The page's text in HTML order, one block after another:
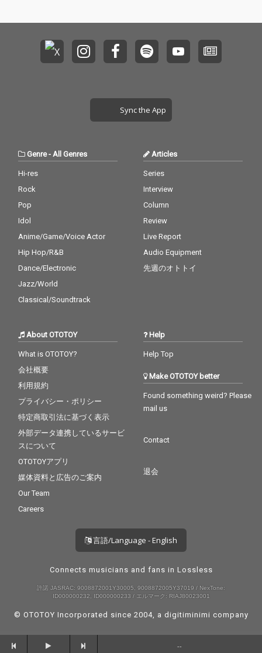
Sync the App
Genre- All Genres
Hi-res
Rock
Pop
Idol
Anime/Game/Voice Actor
Hip Hop/R&B
Dance/Electronic
Jazz/World
Classical/Soundtrack
Articles
Series
Interview
Column
Review
Live Report
Audio Equipment
先週のオトトイ
About OTOTOY
What is OTOTOY?
会社概要
利用規約
プライバシー・ポリシー
特定商取引法に基づく表示
外部データ連携しているサービ
スについて
OTOTOYアプリ
媒体資料と広告のご案内
Our Team
Careers
Help
Help Top
Make OTOTOY better
Found something weird? Please
mail us
Contact
退会
言語/Language - English
Connects musicians and fans in Lossless
許諾 JASRAC: 9008872001Y30005, 9008872005Y37019 / NexTone:
ID000000232, ID000000233 / エルマーク: RIAJ80023001
© OTOTOY Incorporated since 2004, a digitiminimi company
--